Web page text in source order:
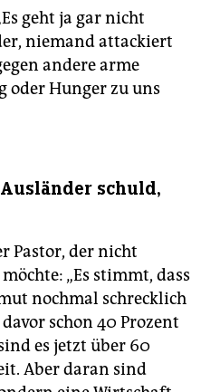
geht ja gar nicht
niemand attackiert
andere arme
oder Hunger zu uns
schuld,
Pastor, der nicht
„Es stimmt, dass
nochmal schrecklich
schon 40 Prozent
es jetzt über 60
Aber daran sind